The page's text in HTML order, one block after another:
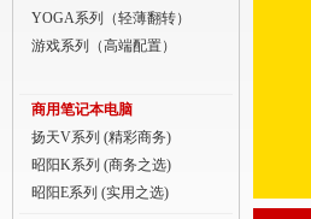
平板电脑
商用分体台式机
家用一体台式机
YOGA系列（轻薄翻转）
游戏系列（高端配置）
商用笔记本电脑
扬天V系列 (精彩商务)
昭阳K系列 (商务之选)
昭阳E系列 (实用之选)